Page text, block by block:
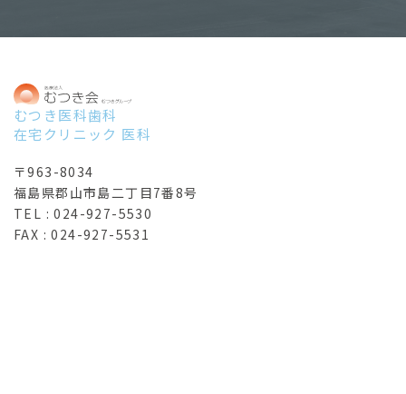
むつき医科歯科
在宅クリニック 医科
〒963-8034
福島県郡山市島二丁目7番8号
TEL :024-927-5530
FAX : 024-927-5531